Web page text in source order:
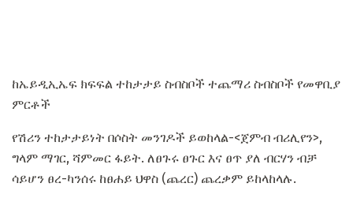
ከኤይዲኢኤፍ ክፍፍል ተከታታይ ስብስቦች ተጨማሪ ስብስቦች የመዋቢያ
ምርቶች
የሽሪን ተከታታይነት በሶስት መንገዶች ይወከላል-<ጀምብ ብሪሊየን>,
ግላም ማገር, ሻምመር ፋይት. ለፀጉሩ ፀጉር እና ፀጥ ያለ ብርሃን ብቻ
ሳይሆን ፀረ-ካንሰሩ ከፀሐይ ህዋስ (ጨረር) ጨረቃም ይከላከላሉ.